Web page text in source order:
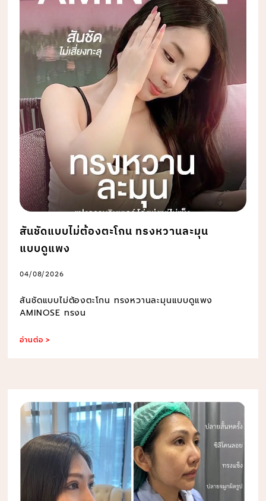
สันชัดแบบไม่ต้องตะโกน ทรงหวานละมุน
แบบดูแพง
04/08/2026
สันชัดแบบไม่ต้องตะโกน ทรงหวานละมุนแบบดูแพง
AMINOSE ทรงน
อ่านต่อ >